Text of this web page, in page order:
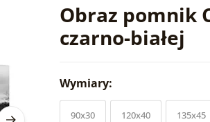
Obraz pomnik
czarno-białej
Wymiary:
90x30 120x40 135x45